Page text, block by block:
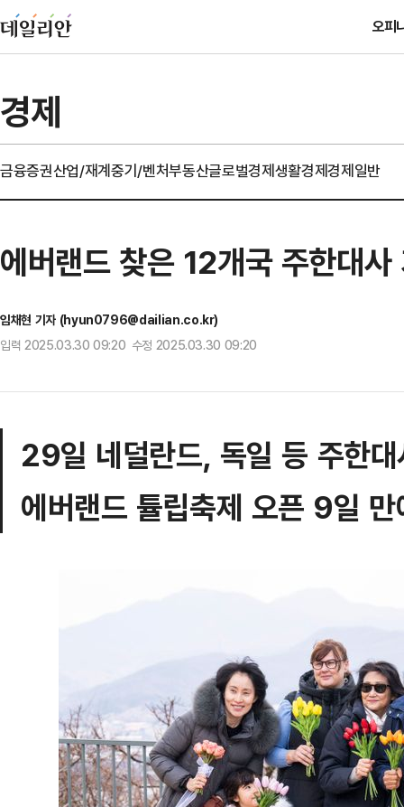
오피
경제
금융증권산업/재계중기/벤처부동산글로벌경제생활경제경제일반
에버랜드 찾은 12개국 주한대
임채현 기자 (hyun0796@dailian.co.kr)
입력 2025.03.30 09:20 수정 2025.03.30 09:20
29일 네덜란드, 독일 등 주한
에버랜드 튤립축제 오픈 9일